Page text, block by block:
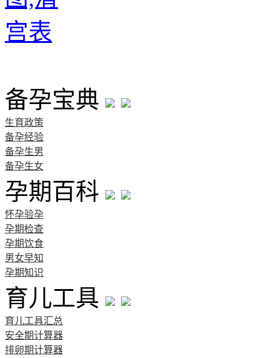
备孕宝典
生育政策
备孕经验
备孕生男
备孕生女
孕期百科
怀孕验孕
孕期检查
孕期饮食
男女早知
孕期知识
育儿工具
育儿工具汇总
安全期计算器
排卵期计算器